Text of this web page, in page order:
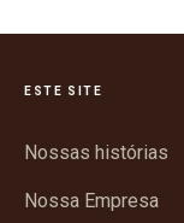
ESTE SITE
Nossas histórias
Nossa Empresa